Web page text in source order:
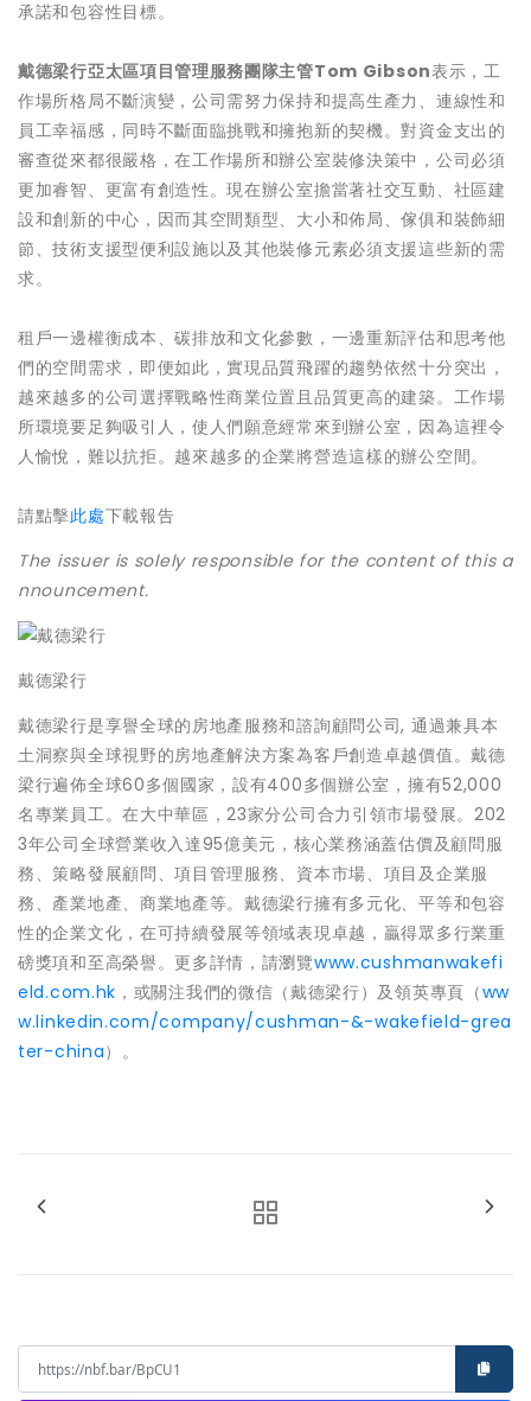
承諾和包容性目標。
戴德梁行亞太區項目管理服務團隊主管Tom Gibson表示，工
作場所格局不斷演變，公司需努力保持和提高生產力、連線性和
員工幸福感，同時不斷面臨挑戰和擁抱新的契機。對資金支出的
審查從來都很嚴格，在工作場所和辦公室裝修決策中，公司必須
更加睿智、更富有創造性。現在辦公室擔當著社交互動、社區建
設和創新的中心，因而其空間類型、大小和佈局、傢俱和裝飾細
節、技術支援型便利設施以及其他裝修元素必須支援這些新的需
求。
租戶一邊權衡成本、碳排放和文化參數，一邊重新評估和思考他
們的空間需求，即便如此，實現品質飛躍的趨勢依然十分突出，
越來越多的公司選擇戰略性商業位置且品質更高的建築。工作場
所環境要足夠吸引人，使人們願意經常來到辦公室，因為這裡令
人愉悅，難以抗拒。越來越多的企業將營造這樣的辦公空間。
請點擊此處下載報告
The issuer is solely responsible for the content of this a
nnouncement.
戴德梁行
戴德梁行是享譽全球的房地產服務和諮詢顧問公司, 通過兼具本
土洞察與全球視野的房地產解決方案為客戶創造卓越價值。戴德
梁行遍佈全球60多個國家，設有400多個辦公室，擁有52,000
名專業員工。在大中華區，23家分公司合力引領市場發展。202
3年公司全球營業收入達95億美元，核心業務涵蓋估價及顧問服
務、策略發展顧問、項目管理服務、資本市場、項目及企業服
務、產業地產、商業地產等。戴德梁行擁有多元化、平等和包容
性的企業文化，在可持續發展等領域表現卓越，贏得眾多行業重
磅獎項和至高榮譽。更多詳情，請瀏覽www.cushmanwakefi
eld.com.hk ，或關注我們的微信（戴德梁行）及領英專頁（ww
w.linkedin.com/company/cushman-&-wakefield-grea
ter-china）。